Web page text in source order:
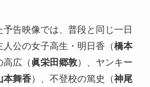
告映像では、普段と同じ一日
公の女子高生・明日香（橋本
高広（ 眞栄田郷敦）、ヤンキー
本舞香）、不登校の篤史（神尾